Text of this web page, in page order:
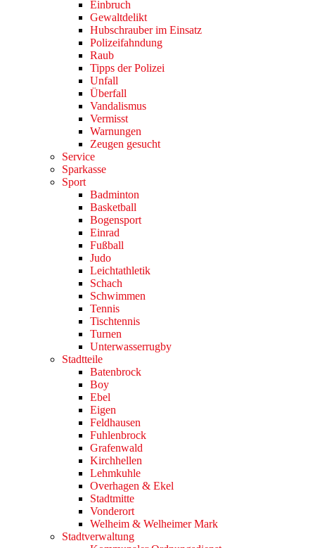
Einbruch
Gewaltdelikt
Hubschrauber im Einsatz
Polizeifahndung
Raub
Tipps der Polizei
Unfall
Überfall
Vandalismus
Vermisst
Warnungen
Zeugen gesucht
Service
Sparkasse
Sport
Badminton
Basketball
Bogensport
Einrad
Fußball
Judo
Leichtathletik
Schach
Schwimmen
Tennis
Tischtennis
Turnen
Unterwasserrugby
Stadtteile
Batenbrock
Boy
Ebel
Eigen
Feldhausen
Fuhlenbrock
Grafenwald
Kirchhellen
Lehmkuhle
Overhagen & Ekel
Stadtmitte
Vonderort
Welheim & Welheimer Mark
Stadtverwaltung